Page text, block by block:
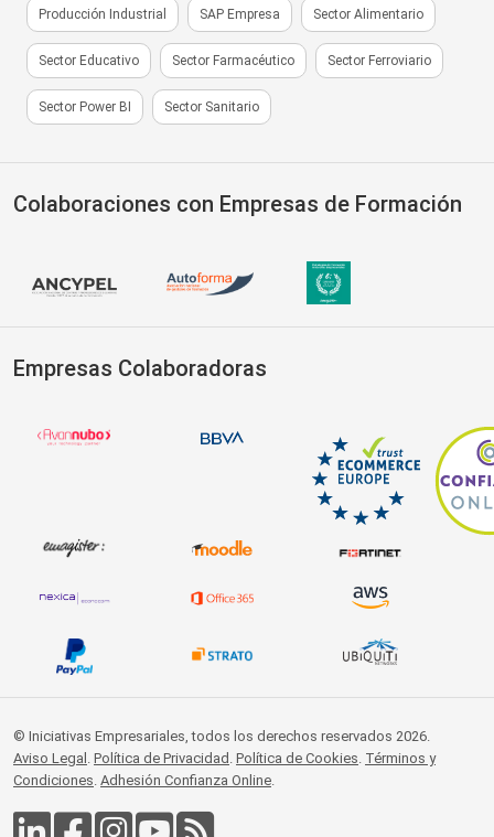
Producción Industrial SAP Empresa Sector Alimentario
Sector Educativo Sector Farmacéutico Sector Ferroviario
Sector Power BI Sector Sanitario
Colaboraciones con Empresas de Formación
Empresas Colaboradoras
© Iniciativas Empresariales, todos los derechos reservados 2026.
Aviso Legal
Política de Privacidad Política de Cookies Términos y
Condiciones Adhesión Confianza Online